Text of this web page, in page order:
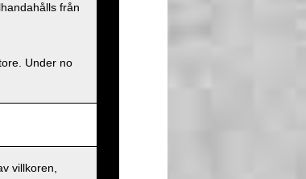
från
Under no
villkoren,